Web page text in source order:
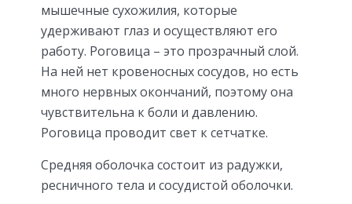
мышечные сухожилия, которые
удерживают глаз и осуществляют его
работу. Роговица – это прозрачный слой.
На ней нет кровеносных сосудов, но есть
много нервных окончаний, поэтому она
чувствительна к боли и давлению.
Роговица проводит свет к сетчатке.
Средняя оболочка состоит из радужки,
ресничного тела и сосудистой оболочки.